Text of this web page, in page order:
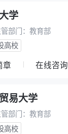
学
部门： 教育部
高校
章 在线咨询
易大学
部门： 教育部
高校